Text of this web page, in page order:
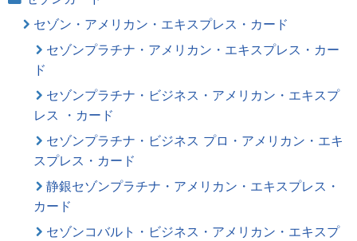
セゾン・アメリカン・エキスプレス・カード
セゾンプラチナ・アメリカン・エキスプレス・カー
ド
セゾンプラチナ・ビジネス・アメリカン・エキスプ
レス ・カード
セゾンプラチナ・ビジネス プロ・アメリカン・エキ
スプレス・カード
静銀セゾンプラチナ・アメリカン・エキスプレス・
カード
セゾンコバルト・ビジネス・アメリカン・エキスプ